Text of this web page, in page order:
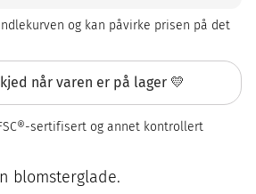
og kan påvirke prisen på det
når varen er på lager 💛
sertifisert og annet kontrollert
blomsterglade.